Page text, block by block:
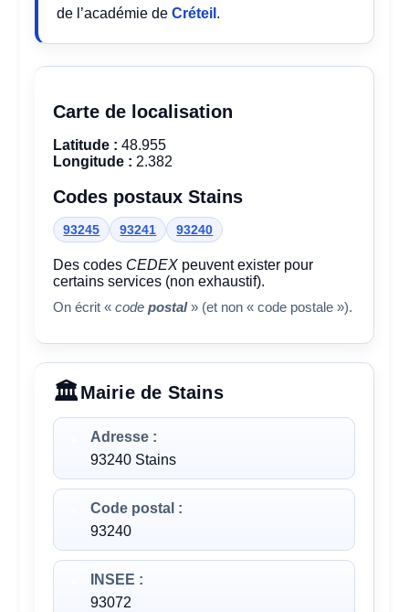
de l’académie deCréteil .
Carte de localisation
Latitude : 48.955
Longitude : 2.382
Codes postaux Stains
93245 93241 93240
Des codes CEDEX peuvent exister pour
certains services (non exhaustif).
On écrit «codepostal» (et non « code postale »).
Mairie de Stains
Adresse :
93240 Stains
Code postal :
93240
INSEE :
93072